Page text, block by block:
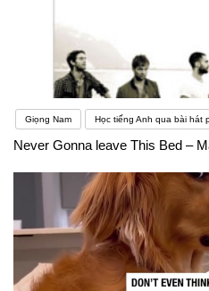
Giọng Nam Học tiếng Anh qua bài hát
Never Gonna leave This Bed –